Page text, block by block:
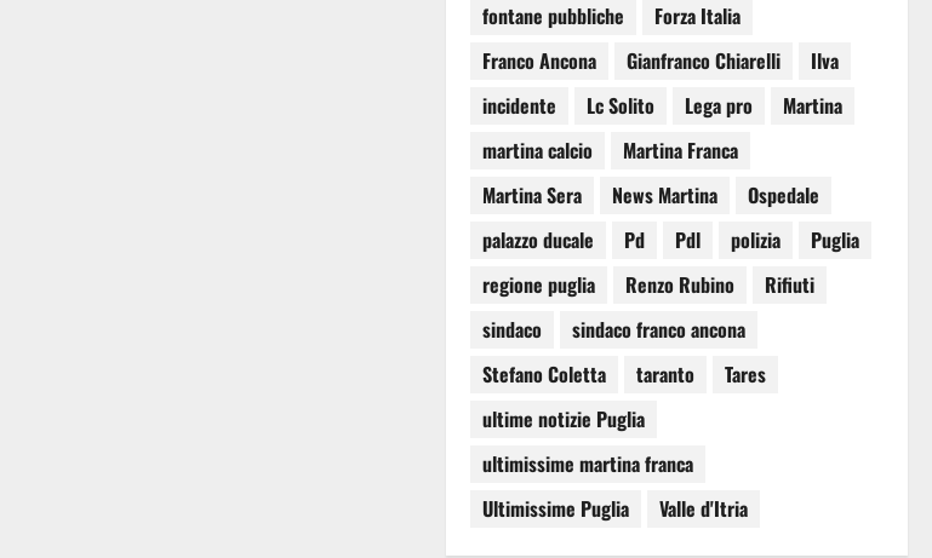
fontane pubbliche
Forza Italia
Franco Ancona
Gianfranco Chiarelli
Ilva
incidente
Lc Solito Lega pro
Martina
martina calcio
Martina Franca
Martina Sera
News Martina
Ospedale
palazzo ducale
Pd Pdl polizia
Puglia
regione puglia
Renzo Rubino
Rifiuti
sindaco
sindaco franco ancona
Stefano Coletta
taranto
Tares
ultime notizie Puglia
ultimissime martina franca
Ultimissime Puglia
Valle d'Itria